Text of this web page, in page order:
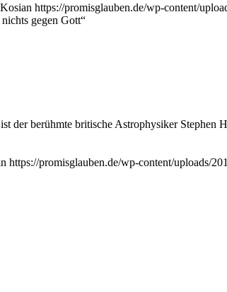
https://promisglauben.de/wp-content/
gegen Gott“
der berühmte britische Astrophysiker
https://promisglauben.de/wp-content/uploads/